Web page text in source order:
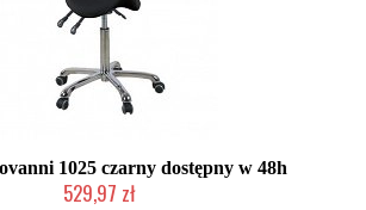
1025 czarny dostępny w 48h
529,97 zł